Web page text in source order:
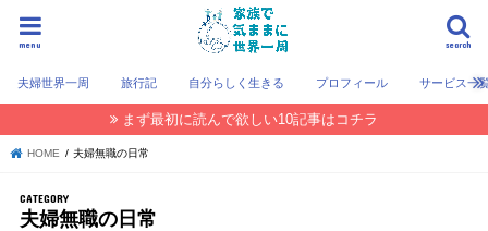
search
menu
夫婦世界一周 旅行記 自分らしく生きる プロフィール サービス一
まず最初に読んで欲しい10記事はコチラ
HOME 夫婦無職の日常
夫婦無職の日常